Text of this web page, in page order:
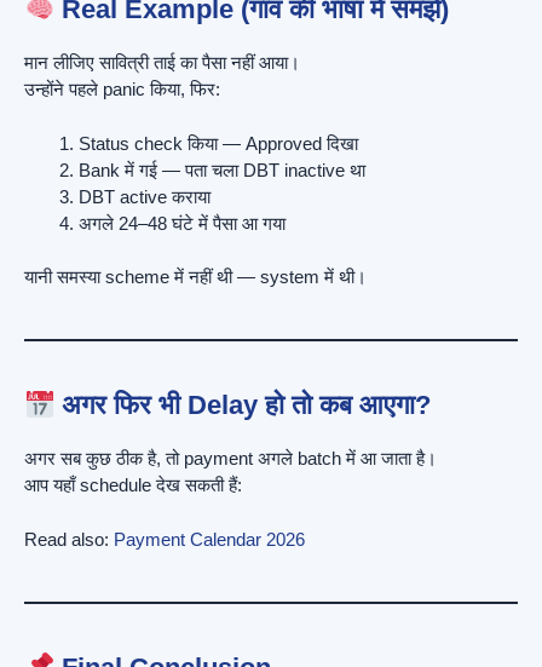
Real Example (गांव की भाषा में समझें)
मान लीजिए सावित्री ताई का पैसा नहीं आया।
उन्होंने पहले panic किया, फिर:
Status check किया — Approved दिखा
Bank में गई — पता चला DBT inactive था
DBT active कराया
अगले 24–48 घंटे में पैसा आ गया
यानी समस्या scheme में नहीं थी — system में थी।
अगर फिर भी Delay हो तो कब आएगा?
अगर सब कुछ ठीक है, तो payment अगले batch में आ जाता है।
आप यहाँ schedule देख सकती हैं:
Read also: Payment Calendar 2026